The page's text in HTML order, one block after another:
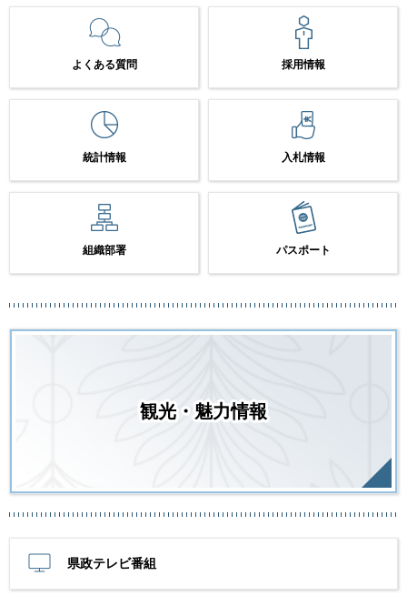
よくある質問 採用情報
統計情報 入札情報
組織部署 パスポート
観光・魅力情報
県政テレビ番組